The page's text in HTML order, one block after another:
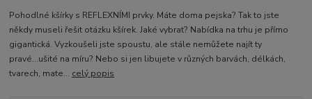
Pohodlné kšírky s REFLEXNÍMI prvky. Máte doma pejska? Tak to jste
někdy museli řešit otázku kšírek. Jaké vybrat? Nabídka na trhu je přímo
gigantická. Vyzkoušeli jste spoustu, ale stále nemůžete najít ty
pravé...ušité na míru? Nebo si jen libujete v různých barvách, délkách,
tvarech, mate... celý popis